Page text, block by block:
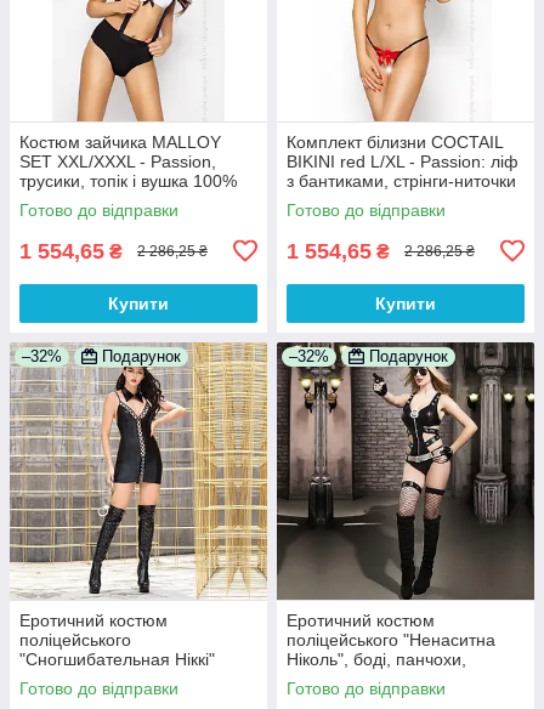
Костюм зайчика MALLOY
SET XXL/XXXL - Passion,
трусики, топік і вушка 100%
Анонімності
Готово до відправки
1 554,65 ₴ 2 286,25 ₴
Купити
Комплект білизни COCTAIL
BIKINI red L/XL - Passion: ліф
з бантиками, стрінги-ниточки
100% Анонімності
Готово до відправки
1 554,65 ₴ 2 286,25 ₴
Купити
–32% Подарунок
Еротичний костюм
поліцейського
"Сногшибательная Ніккі"
сукня трусики, кашкет, комір,
наручники 100% Анонімності
Готово до відправки
–32% Подарунок
Еротичний костюм
поліцейського "Ненаситна
Ніколь", боді, панчохи,
кашкет, пояс, значок, пістолет
100% Анонімності
Готово до відправки